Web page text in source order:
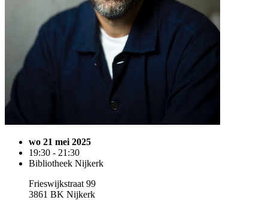
wo 21 mei 2025
19:30 - 21:30
Bibliotheek Nijkerk
Frieswijkstraat 99
3861 BK Nijkerk